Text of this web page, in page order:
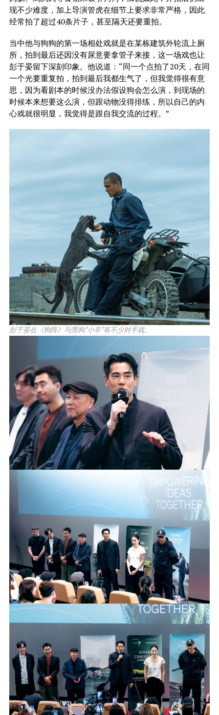
现不少难度，加上导演管虎在细节上要求非常严格，因此
经常拍了超过40条片子，甚至隔天还要重拍。
当中他与狗狗的第一场相处戏就是在某栋建筑外轮流上厕
所， 拍到最后还因没有尿意要拿管子来接，这一场戏也让
彭于晏留下深刻印象。他说道：“同一个点拍了20天，在同
一个光要重复拍，拍到最后我都生气了，但我觉得很有意
思，因为看剧本的时候没办法假设狗会怎么演，到现场的
时候本来想要这么演，但跟动物没得排练，所以自己的内
心戏就很明显，我觉得是跟自我交流的过程。”
彭于晏在《狗阵》与黑狗“小辛”有不少对手戏。